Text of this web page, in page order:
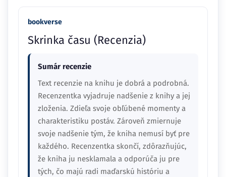
bookverse
Skrinka času (Recenzia)
Sumár recenzie
Text recenzie na knihu je dobrá a podrobná.
Recenzentka vyjadruje nadšenie z knihy a jej
zloženia. Zdieľa svoje obľúbené momenty a
charakteristiku postáv. Zároveň zmiernuje
svoje nadšenie tým, že kniha nemusí byť pre
každého. Recenzentka skončí, zdôrazňujúc,
že kniha ju nesklamala a odporúča ju pre
tých, čo majú radi maďarskú históriu a